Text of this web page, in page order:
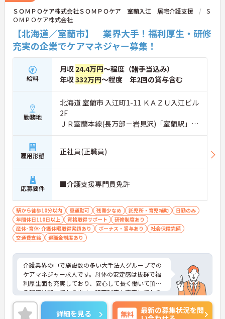
ＳＯＭＰＯケア株式会社ＳＯＭＰＯケア 室蘭入江 居宅介護支援
Ｓ
ＯＭＰＯケア株式会社
【北海道／室蘭市】 業界大手！福利厚生・研修
充実の企業でケアマネジャー募集！
給料
月収 24.4万円～程度（諸手当込み）
年収332万円～程度 年2回の賞与含む
勤務地
北海道 室蘭市 入江町1-11 ＫＡＺＵ入江ビル
2F
ＪＲ室蘭本線(長万部－岩見沢)「室蘭駅」徒
歩7分
雇用形態 正社員(正職員)
応募要件 ■介護支援専門員免許
駅から徒歩10分以内 車通勤可 残業少なめ 託児所・育児補助
日勤のみ
年間休日110日以上
資格取得サポート
研修制度あり
産休･育休･介護休暇取得実績あり
ボーナス・賞与あり
社会保険完備
交通費支給
退職金制度あり
介護業界の中で施設数の多い大手法人グループでの
ケアマネジャー求人です。母体の安定感は抜群で福
利厚生面も充実しており、安心して長く働いて頂け
る環境は整っております。研究制度も充実しており
ますのでスキルアップも目指せます。ご興味のある
方はぜひお気軽にお問い合わせください。
詳細を見る 無料
最新の募集状況を問